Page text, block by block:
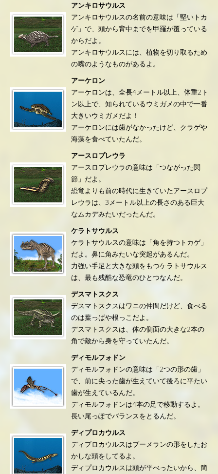
アンキロサウルス
アンキロサウルスの名前の意味は「堅いトカ
ゲ」で、頭から背中までを甲羅が覆っている
からだよ。
アンキロサウルスには、植物を切り取るため
の嘴のようなものがあるよ。
アーケロン
アーケロンは、全長4メートル以上、体重2ト
ン以上で、知られているウミガメの中で一番
大きいウミガメだよ！
アーケロンには歯がなかったけど、クラゲや
海藻を食べていたんだ。
アースロプレウラ
アースロプレウラの意味は「つながった関
節」だよ。
恐竜よりも前の時代に生きていたアースロプ
レウラは、3メートル以上の長さのある巨大
なムカデみたいだったんだ。
ケラトサウルス
ケラトサウルスの意味は「角を持つトカゲ」
だよ。鼻に角みたいな突起があるんだ。
力強い手足と大きな頭をもつケラトサウルス
は、最も残酷な恐竜のひとつなんだ。
デスマトスクス
デスマトスクスはワニの仲間だけど、食べる
のは葉っぱや根っこだよ。
デスマトスクスは、体の側面の大きな2本の
角で敵から身を守っていたんだ。
ディモルフォドン
ディモルフォドンの意味は「2つの形の歯」
で、前に尖った歯が生えていて後ろに平たい
歯が生えているんだ。
ディモルフォドンは4本の足で移動するよ。
長い尾っぽでバランスをとるんだ。
ディプロカウルス
ディプロカウルスはブーメランの形をしたお
かしな頭をしてるよ。
ディプロカウルスは頭が平べったいから、簡